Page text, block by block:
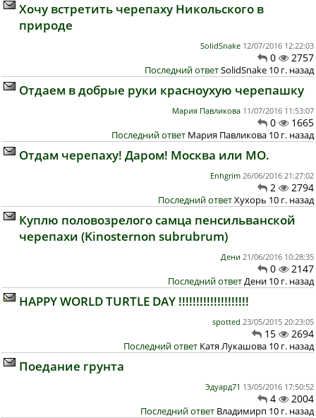
Хочу встретить черепаху Никольского в
природе
SolidSnake 12/07/2016 12:22:03
0 2757
Последний ответSolidSnake 10 г. назад
Отдаем в добрые руки красноухую черепашку
Мария Павликова 11/07/2016 11:53:07
0 1665
Последний ответ Мария Павликова 10 г. назад
Отдам черепаху! Даром! Москва или МО.
Enhgrim 26/06/2016 21:27:02
2 2794
Последний ответХухорь 10 г. назад
Куплю половозрелого самца пенсильванской
черепахи (Kinosternon subrubrum)
Дени 21/06/2016 10:28:35
0 2147
Последний ответДени 10 г. назад
HAPPY WORLD TURTLE DAY !!!!!!!!!!!!!!!!!!!!
spotted 23/05/2015 20:23:05
15 2694
Последний ответ Катя Лукашова 10 г. назад
Поедание грунта
Эдуард71 13/05/2016 17:50:52
4 2004
Последний ответ Владимирп 10 г. назад